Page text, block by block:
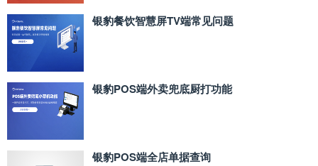
银豹餐饮智慧屏TV端常见问题
银豹POS端外卖兜底厨打功能
银豹POS端全店单据查询